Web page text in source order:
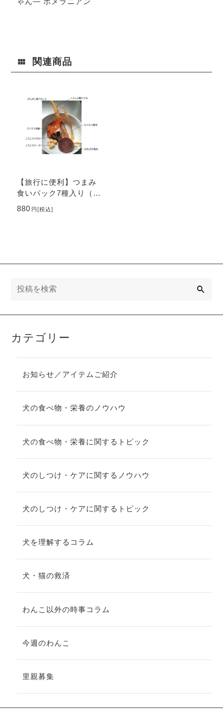
関連商品
【旅行に便利】つまみ
食いパック7種入り（30
g）
880 円[税込]
カテゴリー
お知らせ／アイテムご紹介
犬の食べ物・栄養のノウハウ
犬の食べ物・栄養に関するトピック
犬のしつけ・ケアに関するノウハウ
犬のしつけ・ケアに関するトピック
犬を理解するコラム
犬・猫の救済
わんこ以外の時事コラム
今週のわんこ
里親募集